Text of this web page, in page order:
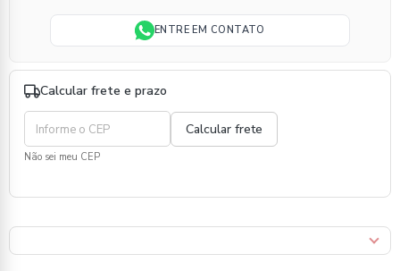
ENTRE EM CONTATO
Calcular frete e prazo
Não sei meu CEP